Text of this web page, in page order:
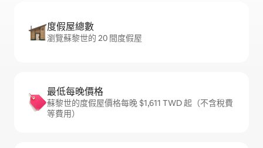
度假屋總數
瀏覽蘇黎世的 20 間度假屋
最低每晚價格
蘇黎世的度假屋價格每晚 $1,611 TWD 起（不含稅費
等費用）